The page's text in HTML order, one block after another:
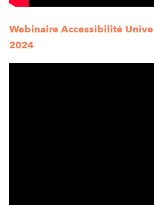
Webinaire Accessibilité
2024